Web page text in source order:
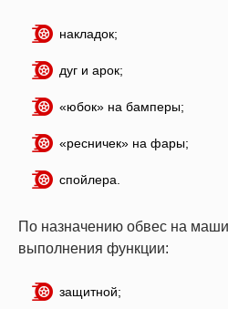
накладок;
дуг и арок;
«юбок» на бамперы;
«ресничек» на фары;
спойлера.
По назначению обвес на
выполнения функции:
защитной;